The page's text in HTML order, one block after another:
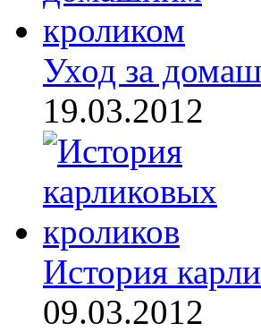
Уход за
19.03.2012
История
09.03.2012